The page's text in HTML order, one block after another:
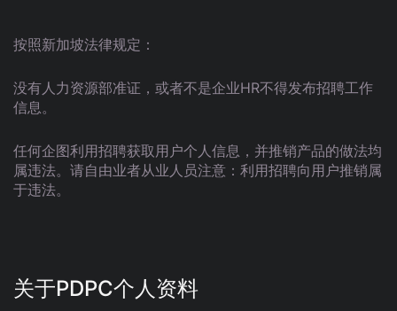
按照新加坡法律规定：
没有人力资源部准证，或者不是企业HR不得发布招聘工作
信息。
任何企图利用招聘获取用户个人信息，并推销产品的做法均
属违法。请自由业者从业人员注意：利用招聘向用户推销属
于违法。
关于PDPC个人资料